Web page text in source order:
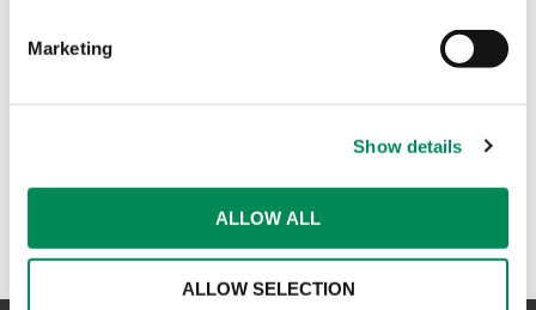
Marketing
Show details
ALLOW ALL
ALLOW SELECTION
AI-generated child abuse material